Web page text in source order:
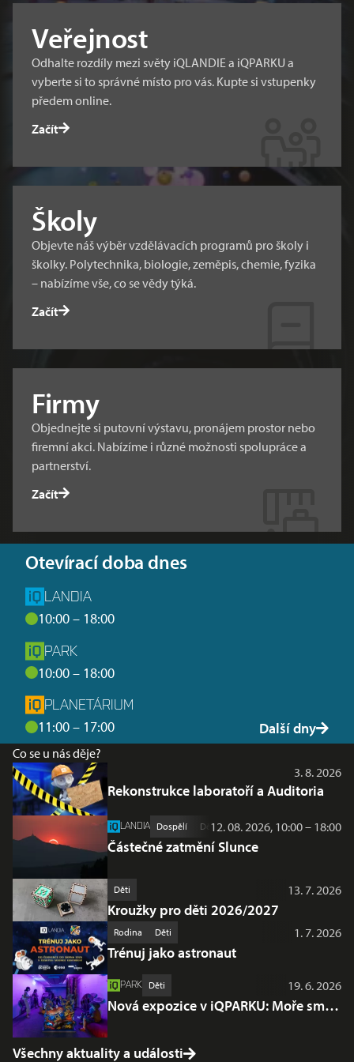
Veřejnost
Odhalte rozdíly mezi světy iQLANDIE a iQPARKU a
vyberte si to správné místo pro vás. Kupte si vstupenky
předem online.
Začít
Školy
Objevte náš výběr vzdělávacích programů pro školy i
školky. Polytechnika, biologie, zeměpis, chemie, fyzika
– nabízíme vše, co se vědy týká.
Začít
Firmy
Objednejte si putovní výstavu, pronájem prostor nebo
firemní akci. Nabízíme i různé možnosti spolupráce a
partnerství.
Začít
Otevírací doba dnes
LANDIA
10:00 – 18:00
PARK
10:00 – 18:00
PLANETÁRIUM
11:00 – 17:00 Další dny
Co se u nás děje?
3. 8. 2026
Rekonstrukce laboratoří a Auditoria
LANDIA Dospělí Děti12. 08. 2026, 10:00 – 18:00
Částečné zatmění Slunce
Děti 13. 7. 2026
Kroužky pro děti 2026/2027
Rodina Děti 1. 7. 2026
Trénuj jako astronaut
PARK Děti 19. 6. 2026
Nová expozice v iQPARKU: Moře smyslů
Všechny aktuality a události